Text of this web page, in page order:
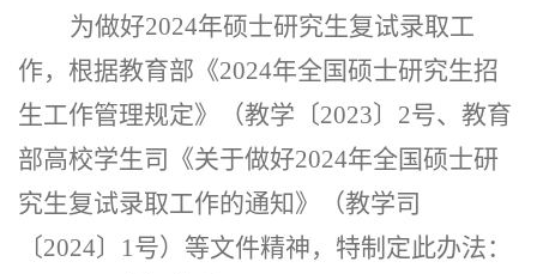
为做好2024年硕士研究生复试录取工
作，根据教育部《2024年全国硕士研究生招
生工作管理规定》（教学〔2023〕2号、教育
部高校学生司《关于做好2024年全国硕士研
究生复试录取工作的通知》（教学司
〔2024〕1号）等文件精神，特制定此办法：